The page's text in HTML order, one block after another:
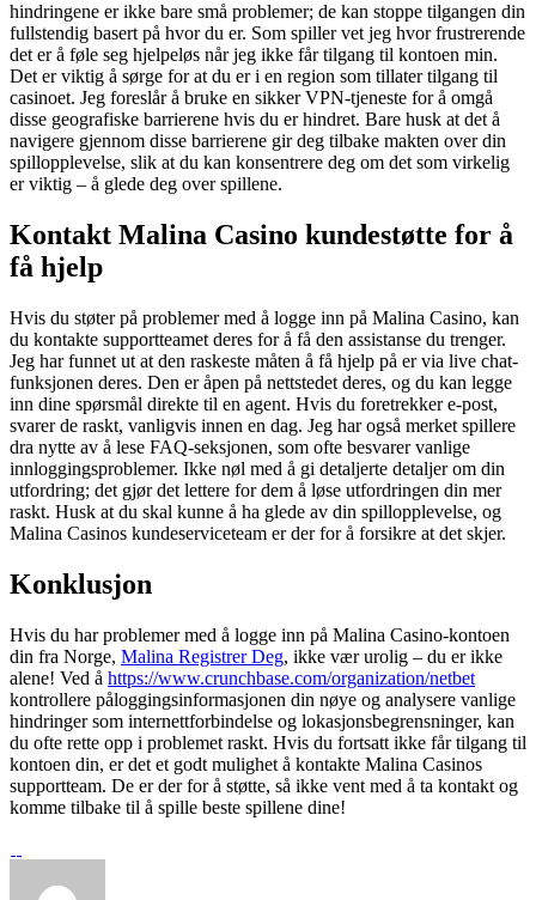
hindringene er ikke bare små problemer; de kan stoppe tilgangen din
fullstendig basert på hvor du er. Som spiller vet jeg hvor frustrerende
det er å føle seg hjelpeløs når jeg ikke får tilgang til kontoen min.
Det er viktig å sørge for at du er i en region som tillater tilgang til
casinoet. Jeg foreslår å bruke en sikker VPN-tjeneste for å omgå
disse geografiske barrierene hvis du er hindret. Bare husk at det å
navigere gjennom disse barrierene gir deg tilbake makten over din
spillopplevelse, slik at du kan konsentrere deg om det som virkelig
er viktig – å glede deg over spillene.
Kontakt Malina Casino kundestøtte for å
få hjelp
Hvis du støter på problemer med å logge inn på Malina Casino, kan
du kontakte supportteamet deres for å få den assistanse du trenger.
Jeg har funnet ut at den raskeste måten å få hjelp på er via live chat-
funksjonen deres. Den er åpen på nettstedet deres, og du kan legge
inn dine spørsmål direkte til en agent. Hvis du foretrekker e-post,
svarer de raskt, vanligvis innen en dag. Jeg har også merket spillere
dra nytte av å lese FAQ-seksjonen, som ofte besvarer vanlige
innloggingsproblemer. Ikke nøl med å gi detaljerte detaljer om din
utfordring; det gjør det lettere for dem å løse utfordringen din mer
raskt. Husk at du skal kunne å ha glede av din spillopplevelse, og
Malina Casinos kundeserviceteam er der for å forsikre at det skjer.
Konklusjon
Hvis du har problemer med å logge inn på Malina Casino-kontoen
din fra Norge, Malina Registrer Deg, ikke vær urolig – du er ikke
alene! Ved å https://www.crunchbase.com/organization/netbet
kontrollere påloggingsinformasjonen din nøye og analysere vanlige
hindringer som internettforbindelse og lokasjonsbegrensninger, kan
du ofte rette opp i problemet raskt. Hvis du fortsatt ikke får tilgang til
kontoen din, er det et godt mulighet å kontakte Malina Casinos
supportteam. De er der for å støtte, så ikke vent med å ta kontakt og
komme tilbake til å spille beste spillene dine!